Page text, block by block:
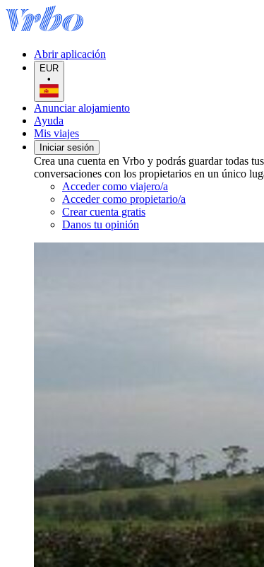
Abrir aplicación
EUR
•
Anunciar alojamiento
Ayuda
Mis viajes
Iniciar sesión
Crea una cuenta en Vrbo y podrás guardar todas tus
conversaciones con los propietarios en un único
Acceder como viajero/a
Acceder como propietario/a
Crear cuenta gratis
Danos tu opinión